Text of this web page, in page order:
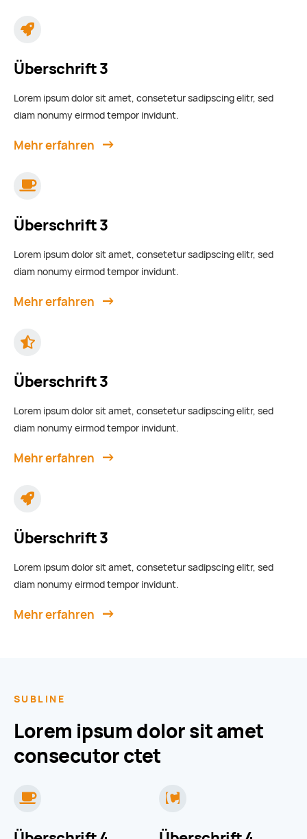
Überschrift 3
Lorem ipsum dolor sit amet, consetetur sadipscing elitr, sed
diam nonumy eirmod tempor invidunt.
Mehr erfahren
Überschrift 3
Lorem ipsum dolor sit amet, consetetur sadipscing elitr, sed
diam nonumy eirmod tempor invidunt.
Mehr erfahren
Überschrift 3
Lorem ipsum dolor sit amet, consetetur sadipscing elitr, sed
diam nonumy eirmod tempor invidunt.
Mehr erfahren
Überschrift 3
Lorem ipsum dolor sit amet, consetetur sadipscing elitr, sed
diam nonumy eirmod tempor invidunt.
Mehr erfahren
SUBLINE
Lorem ipsum dolor sit amet
consecutor ctet